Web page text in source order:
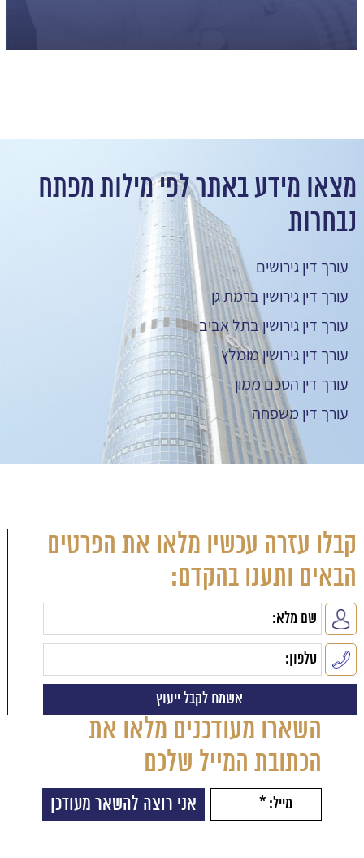
מצאו מידע באתר לפי מילות מפתח
נבחרות
עורך דין גירושים
עורך דין גירושין ברמת גן
עורך דין גירושין בתל אביב
עורך דין גירושין מומלץ
עורך דין הסכם ממון
עורך דין משפחה
קבלו עזרה עכשיו מלאו את הפרטים
הבאים ותענו בהקדם:
השארו מעודכנים מלאו את
הכתובת המייל שלכם